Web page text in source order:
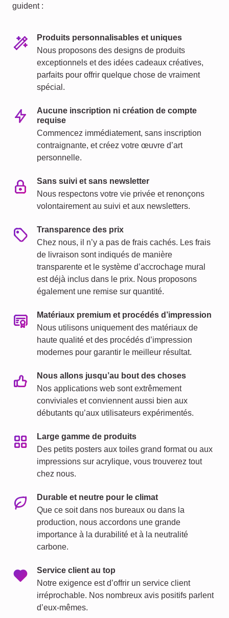
guident :
Produits personnalisables et uniques
Nous proposons des designs de produits
exceptionnels et des idées cadeaux créatives,
parfaits pour offrir quelque chose de vraiment
spécial.
Aucune inscription ni création de compte
requise
Commencez immédiatement, sans inscription
contraignante, et créez votre œuvre d’art
personnelle.
Sans suivi et sans newsletter
Nous respectons votre vie privée et renonçons
volontairement au suivi et aux newsletters.
Transparence des prix
Chez nous, il n’y a pas de frais cachés. Les frais
de livraison sont indiqués de manière
transparente et le système d’accrochage mural
est déjà inclus dans le prix. Nous proposons
également une remise sur quantité.
Matériaux premium et procédés d’impression
Nous utilisons uniquement des matériaux de
haute qualité et des procédés d’impression
modernes pour garantir le meilleur résultat.
Nous allons jusqu’au bout des choses
Nos applications web sont extrêmement
conviviales et conviennent aussi bien aux
débutants qu’aux utilisateurs expérimentés.
Large gamme de produits
Des petits posters aux toiles grand format ou aux
impressions sur acrylique, vous trouverez tout
chez nous.
Durable et neutre pour le climat
Que ce soit dans nos bureaux ou dans la
production, nous accordons une grande
importance à la durabilité et à la neutralité
carbone.
Service client au top
Notre exigence est d’offrir un service client
irréprochable. Nos nombreux avis positifs parlent
d’eux-mêmes.